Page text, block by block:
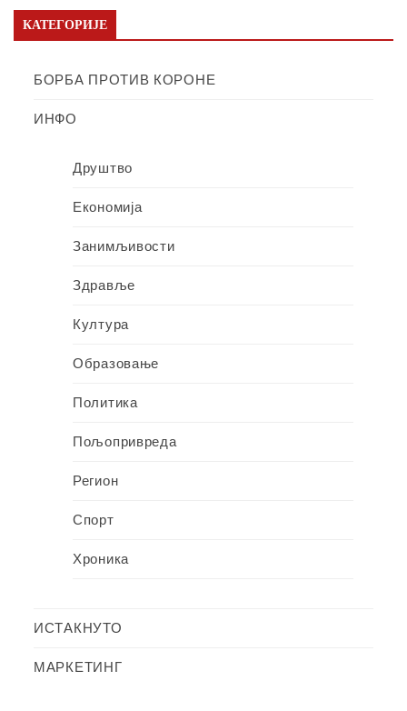
КАТЕГОРИЈЕ
БОРБА ПРОТИВ КОРОНЕ
ИНФО
Друштво
Економија
Занимљивости
Здравље
Култура
Образовање
Политика
Пољопривреда
Регион
Спорт
Хроника
ИСТАКНУТО
МАРКЕТИНГ